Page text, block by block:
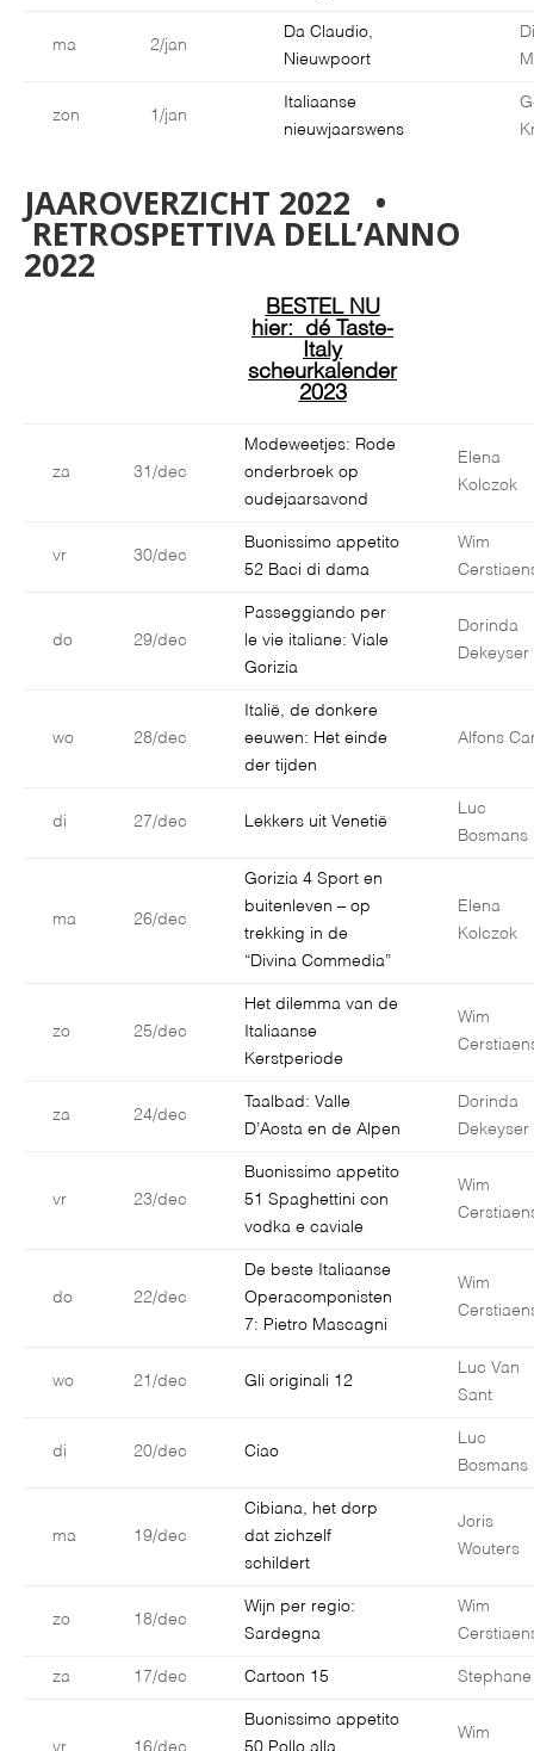
ma 2/jan
Da Claudio,
Nieuwpoort
zon 1/jan
Italiaanse
nieuwjaarswens
JAAROVERZICHT 2022 •
RETROSPETTIVA DELL’ANNO
2022
BESTEL NU
hier: dé Taste-
Italy
scheurkalender
2023
za 31/dec
Modeweetjes: Rode
onderbroek op
oudejaarsavond
Elena
Kolczok
vr 30/dec
Buonissimo appetito
52 Baci di dama
Wim
do 29/dec
Passeggiando per
le vie italiane: Viale
Gorizia
Dorinda
Dekeyser
wo 28/dec
Italië, de donkere
eeuwen: Het einde
der tijden
Alfons
di 27/dec Lekkers uit Venetië
Luc
Bosmans
ma 26/dec
Gorizia 4 Sport en
buitenleven – op
trekking in de
“Divina Commedia”
Elena
Kolczok
zo 25/dec
Het dilemma van de
Italiaanse
Kerstperiode
Wim
za 24/dec
Taalbad: Valle
D’Aosta en de Alpen
Dorinda
Dekeyser
vr 23/dec
Buonissimo appetito
51 Spaghettini con
vodka e caviale
Wim
do 22/dec
De beste Italiaanse
Operacomponisten
7: Pietro Mascagni
Wim
wo 21/dec Gli originali 12
Luc Van
Sant
di 20/dec Ciao
Luc
Bosmans
ma 19/dec
Cibiana, het dorp
dat zichzelf
schildert
Joris
Wouters
zo 18/dec
Wijn per regio:
Sardegna
Wim
za 17/dec Cartoon 15 Stephane
Buonissimo appetito
Wim